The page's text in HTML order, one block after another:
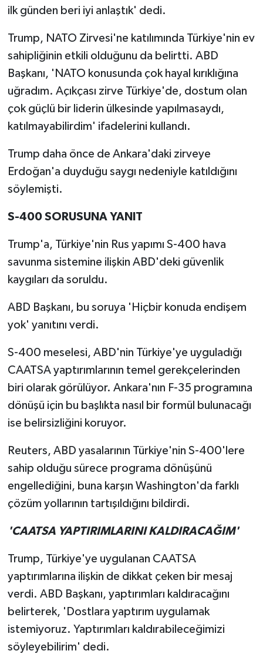
ilk günden beri iyi anlaştık' dedi.
Trump, NATO Zirvesi'ne katılımında Türkiye'nin ev
sahipliğinin etkili olduğunu da belirtti. ABD
Başkanı, 'NATO konusunda çok hayal kırıklığına
uğradım. Açıkçası zirve Türkiye'de, dostum olan
çok güçlü bir liderin ülkesinde yapılmasaydı,
katılmayabilirdim' ifadelerini kullandı.
Trump daha önce de Ankara'daki zirveye
Erdoğan'a duyduğu saygı nedeniyle katıldığını
söylemişti.
S-400 SORUSUNA YANIT
Trump'a, Türkiye'nin Rus yapımı S-400 hava
savunma sistemine ilişkin ABD'deki güvenlik
kaygıları da soruldu.
ABD Başkanı, bu soruya 'Hiçbir konuda endişem
yok' yanıtını verdi.
S-400 meselesi, ABD'nin Türkiye'ye uyguladığı
CAATSA yaptırımlarının temel gerekçelerinden
biri olarak görülüyor. Ankara'nın F-35 programına
dönüşü için bu başlıkta nasıl bir formül bulunacağı
ise belirsizliğini koruyor.
Reuters, ABD yasalarının Türkiye'nin S-400'lere
sahip olduğu sürece programa dönüşünü
engellediğini, buna karşın Washington'da farklı
çözüm yollarının tartışıldığını bildirdi.
'CAATSA YAPTIRIMLARINI KALDIRACAĞIM'
Trump, Türkiye'ye uygulanan CAATSA
yaptırımlarına ilişkin de dikkat çeken bir mesaj
verdi. ABD Başkanı, yaptırımları kaldıracağını
belirterek, 'Dostlara yaptırım uygulamak
istemiyoruz. Yaptırımları kaldırabileceğimizi
söyleyebilirim' dedi.